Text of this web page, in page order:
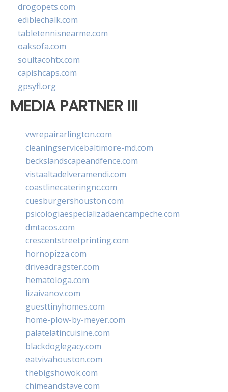
drogopets.com
ediblechalk.com
tabletennisnearme.com
oaksofa.com
soultacohtx.com
capishcaps.com
gpsyfl.org
MEDIA PARTNER III
vwrepairarlington.com
cleaningservicebaltimore-md.com
beckslandscapeandfence.com
vistaaltadelveramendi.com
coastlinecateringnc.com
cuesburgershouston.com
psicologiaespecializadaencampeche.com
dmtacos.com
crescentstreetprinting.com
hornopizza.com
driveadragster.com
hematologa.com
lizaivanov.com
guesttinyhomes.com
home-plow-by-meyer.com
palatelatincuisine.com
blackdoglegacy.com
eatvivahouston.com
thebigshowok.com
chimeandstave.com